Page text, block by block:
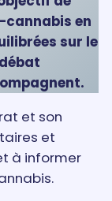
en
sur le
et son
et
à informer